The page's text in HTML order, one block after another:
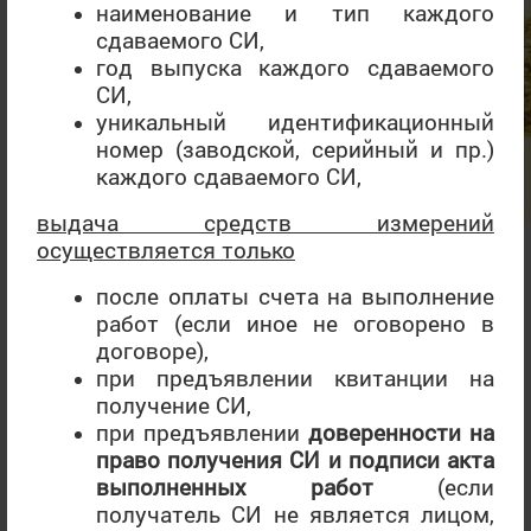
наименование и тип каждого
сдаваемого СИ,
год выпуска каждого сдаваемого
СИ,
уникальный идентификационный
номер (заводской, серийный и пр.)
каждого сдаваемого СИ,
выдача средств измерений
осуществляется только
после оплаты счета на выполнение
работ (если иное не оговорено в
договоре),
при предъявлении квитанции на
получение СИ,
при предъявлении доверенности на
право получения СИ и подписи акта
выполненных работ (если
получатель СИ не является лицом,
29 ноября 1966 года ГКЛ
Лабораторию государственного надзора за
стандартами и измерительной техникой (ЛГН) с
подчинением Управлению Полномочного Комитета
стандартов при Совете министров СССР.
Приказом Госстандарта СССР от 30 декабря 1985 г. №
473 лаборатория государственного надзора за
стандартами и измерительной техникой
переименована в Костромской центр стандартизации и
метрологии (Костромской ЦСМ).